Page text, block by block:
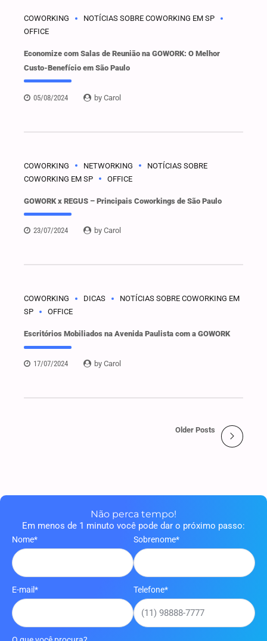
COWORKING
NOTÍCIAS SOBRE COWORKING EM SP
OFFICE
Economize com Salas de Reunião na GOWORK: O Melhor
Custo-Benefício em São Paulo
05/08/2024 by Carol
COWORKING NETWORKING
NOTÍCIAS SOBRE
COWORKING EM SP
OFFICE
GOWORK x REGUS – Principais Coworkings de São Paulo
23/07/2024 by Carol
COWORKING DICAS
NOTÍCIAS SOBRE COWORKING EM
SP
OFFICE
Escritórios Mobiliados na Avenida Paulista com a GOWORK
17/07/2024 by Carol
Older Posts
Não perca tempo!
Em menos de 1 minuto você pode dar o próximo passo:
Nome* Sobrenome*
E-mail* Telefone*